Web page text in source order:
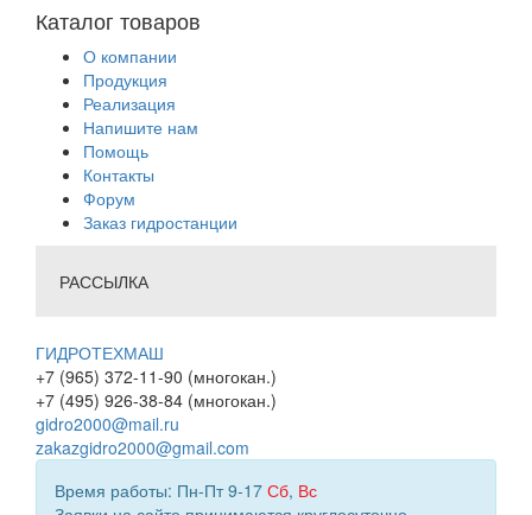
Каталог товаров
О компании
Продукция
Реализация
Напишите нам
Помощь
Контакты
Форум
Заказ гидростанции
РАССЫЛКА
ГИДРОТЕХМАШ
+7 (965) 372-11-90 (многокан.)
+7 (495) 926-38-84 (многокан.)
gidro2000@mail.ru
zakazgidro2000@gmail.com
Время работы: Пн-Пт 9-17 Сб, Вс